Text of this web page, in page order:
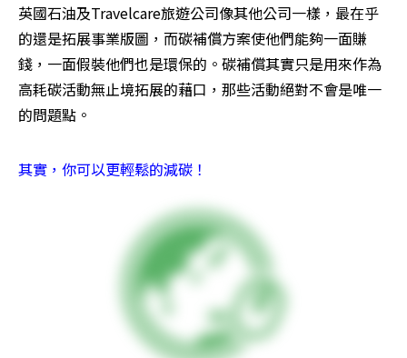
英國石油及Travelcare旅遊公司像其他公司一樣，最在乎
的還是拓展事業版圖，而碳補償方案使他們能夠一面賺
錢，一面假裝他們也是環保的。碳補償其實只是用來作為
高耗碳活動無止境拓展的藉口，那些活動絕對不會是唯一
的問題點。
其實，你可以更輕鬆的減碳！